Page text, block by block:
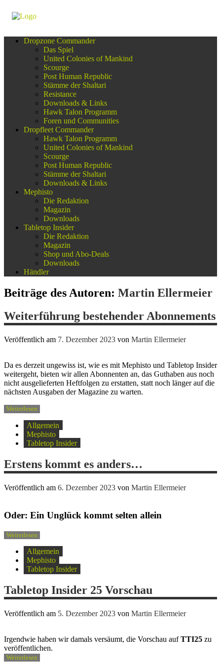
Dropzone Commander
Das Spiel
United Colonies of Mankind
Scourge
Post Human Republic
Stämme der Shaltari
Resistance
Downloads & Links
Hawk Talon Programm
Foren und Communities
Dropfleet Commander
Hawk Talon Programm
United Colonies of Mankind
Scourge
Post Human Republic
Stämme der Shaltari
Downloads & Links
Mephisto
Die Redaktion
Magazin
Downloads
Tabletop Insider
Die Redaktion
Magazin
Shop und Abo-Deals
Downloads
Händler
Beiträge des Autoren: Martin Ellermeier
Weiterführung bestehender Abonnements
Veröffentlich am 7. Dezember 2023 von Martin Ellermeier
Da es derzeit ungewiss ist, wie es mit Mephisto und Tabletop Insider
weitergeht, bieten wir allen Abonnenten an, das Guthaben aus noch
nicht ausgelieferten Heftfolgen zu erstatten, statt noch länger auf die
nächsten Ausgaben der Magazine zu warten.
Weiterlesen
Allgemein
Mephisto
Tabletop Insider
Erstens kommt es anders…
Veröffentlich am 6. Dezember 2023 von Martin Ellermeier
Oder: Ein Unglück kommt selten allein
Weiterlesen
Allgemein
Mephisto
Tabletop Insider
Tabletop Insider 25 Vorschau
Veröffentlich am 5. Dezember 2023 von Martin Ellermeier
Irgendwie haben wir damals versäumt, die Vorschau aufTTI25 zu
veröffentlichen.
Weiterlesen